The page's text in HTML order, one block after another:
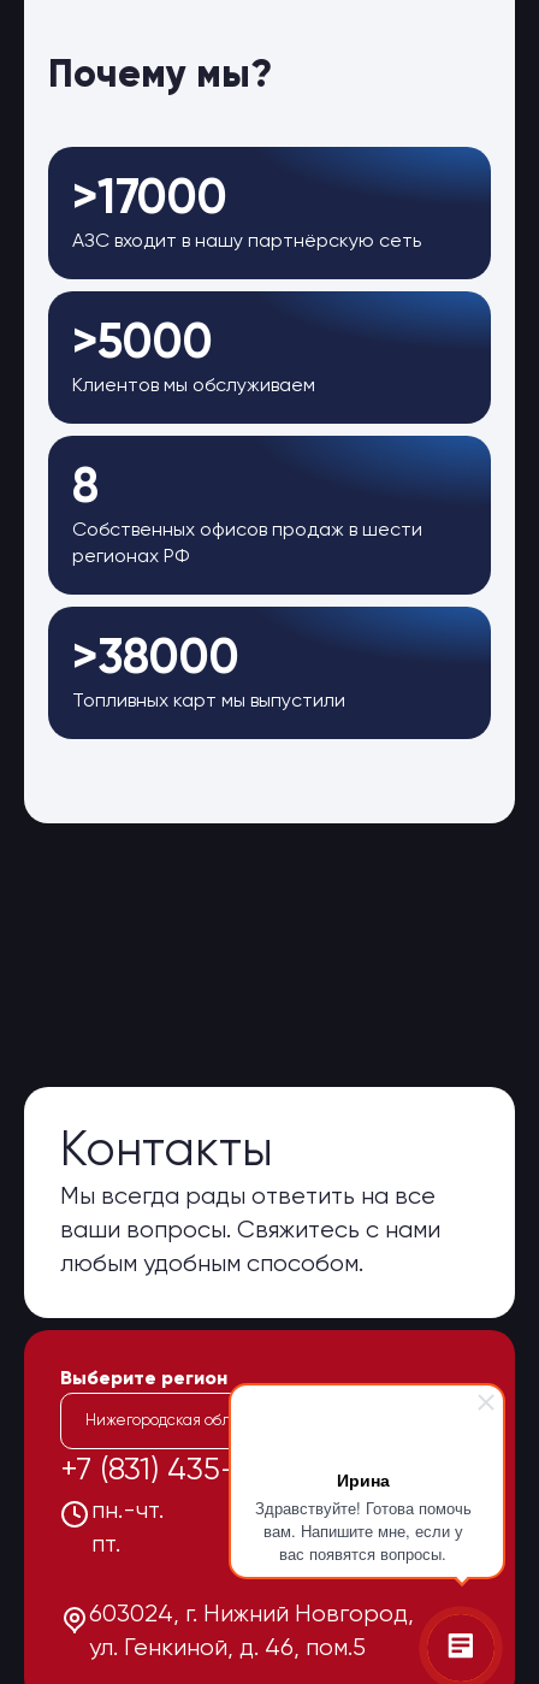
Ирина
Здравствуйте! Готова помочь
вам. Напишите мне, если у
вас появятся вопросы.
Почему мы?
>17000
АЗС входит в нашу партнёрскую сеть
>5000
Клиентов мы обслуживаем
8
Собственных офисов продаж в шести
регионах РФ
>38000
Топливных карт мы выпустили
Контакты
Мы всегда рады ответить на все
ваши вопросы. Свяжитесь с нами
любым удобным способом.
Выберите регион
Нижегородская область
+7 (831) 435-15-55
пн.-чт.
пт.
08:00-17:00
08:00-16:00
603024, г. Нижний Новгород,
ул. Генкиной, д. 46, пом.5